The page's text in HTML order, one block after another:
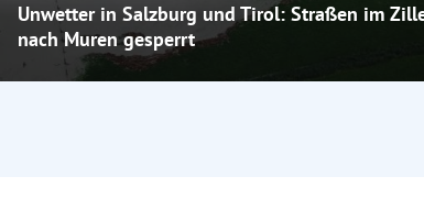
Unwetter in Salzburg und Tirol: Straßen im
nach Muren gesperrt